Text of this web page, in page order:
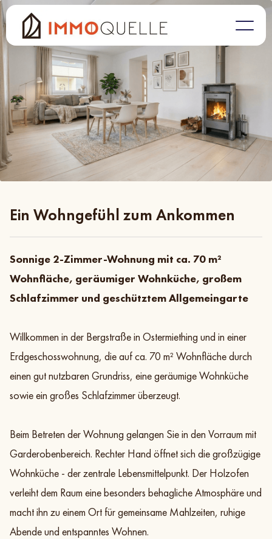
Galerie Exposé Teilen
Zur Objektliste
Ein Wohngefühl zum Ankommen
Sonnige 2-Zimmer-Wohnung mit ca. 70 m²
Wohnfläche, geräumiger Wohnküche, großem
Schlafzimmer und geschütztem Allgemeingarte
Willkommen in der Bergstraße in Ostermiething und in einer
Erdgeschosswohnung, die auf ca. 70 m² Wohnfläche durch
einen gut nutzbaren Grundriss, eine geräumige Wohnküche
sowie ein großes Schlafzimmer überzeugt.
Beim Betreten der Wohnung gelangen Sie in den Vorraum mit
Garderobenbereich. Rechter Hand öffnet sich die großzügige
Wohnküche - der zentrale Lebensmittelpunkt. Der Holzofen
verleiht dem Raum eine besonders behagliche Atmosphäre und
macht ihn zu einem Ort für gemeinsame Mahlzeiten, ruhige
Abende und entspanntes Wohnen.